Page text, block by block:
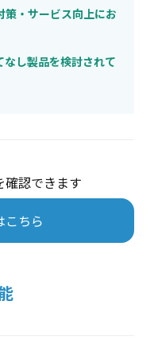
・サービス向上にお
し製品を検討されて
確認できます
こちら